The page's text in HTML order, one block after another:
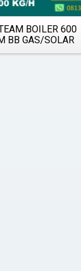
BOILER 600
BB GAS/SOLAR